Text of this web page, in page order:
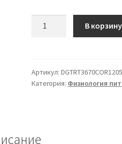
&
Kitten
В корзину
Артикул:
Категория: Физиология